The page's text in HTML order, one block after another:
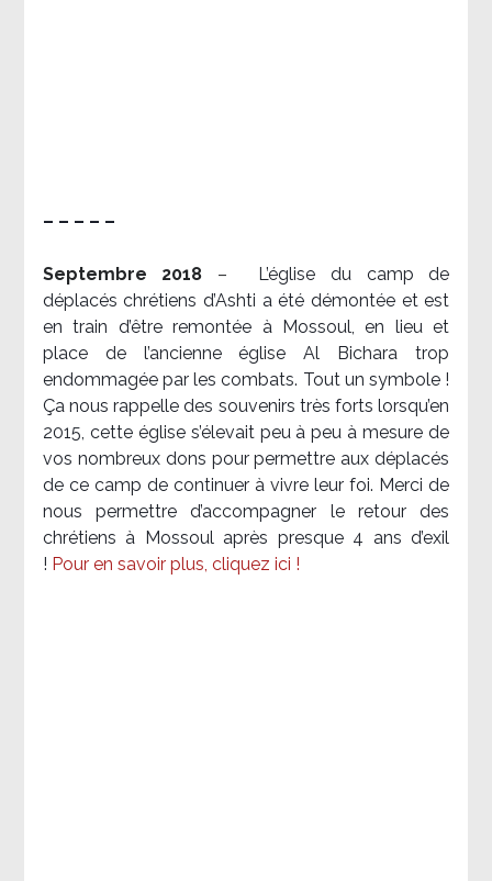
– – – – –
Septembre 2018 –
L’église du camp de
déplacés chrétiens d’Ashti a été démontée et est
en train d’être remontée à Mossoul, en lieu et
place de l’ancienne église Al Bichara trop
endommagée par les combats. Tout un symbole !
Ça nous rappelle des souvenirs très forts lorsqu’en
2015, cette église s’élevait peu à peu à mesure de
vos nombreux dons pour permettre aux déplacés
de ce camp de continuer à vivre leur foi. Merci de
nous permettre d’accompagner le retour des
chrétiens à Mossoul après presque 4 ans d’exil
! Pour en savoir plus, cliquez ici !